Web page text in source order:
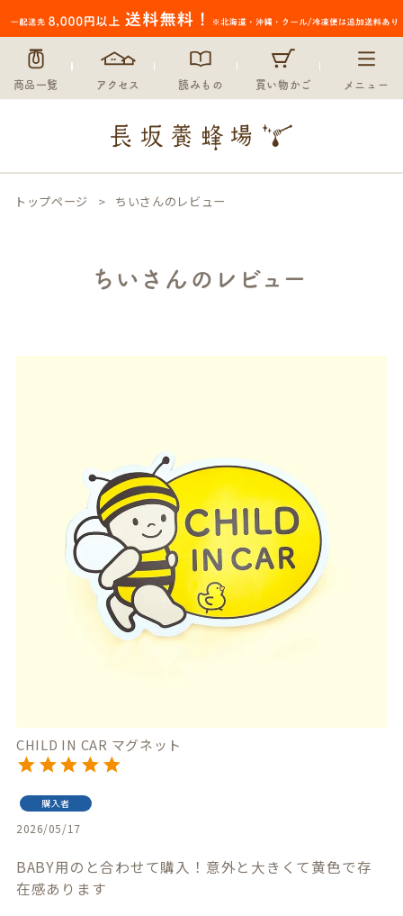
商品一覧 アクセス 読みもの 買い物かご メニュー
トップページ ちいさんのレビュー
ちいさんのレビュー
CHILD IN CAR マグネット
購入者
2026/05/17
BABY用のと合わせて購入！意外と大きくて黄色で存
在感あります